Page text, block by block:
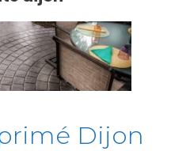
Dijon